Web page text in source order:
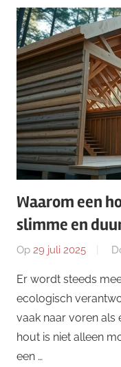
Waarom een
slimme en
Op 29 juli 2025
Er wordt steeds
ecologisch
vaak naar voren als
hout is niet alleen
een …